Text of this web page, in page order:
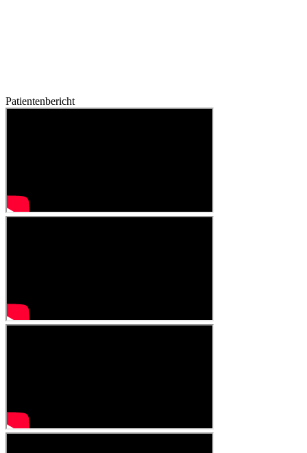
Patientenbericht